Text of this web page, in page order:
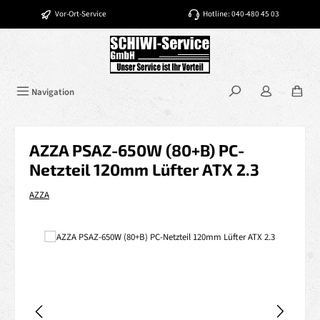
Zum Hauptinhalt springen
Vor-Ort-Service Hotline: 040-480 45 03
Navigation
AZZA PSAZ-650W (80+B) PC-
Netzteil 120mm Lüfter ATX 2.3
AZZA
Bildergalerie überspringen